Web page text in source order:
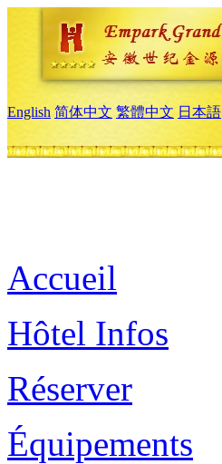
English 简体中文 繁體中文 日本語
Accueil
Hôtel Infos
Réserver
Équipements